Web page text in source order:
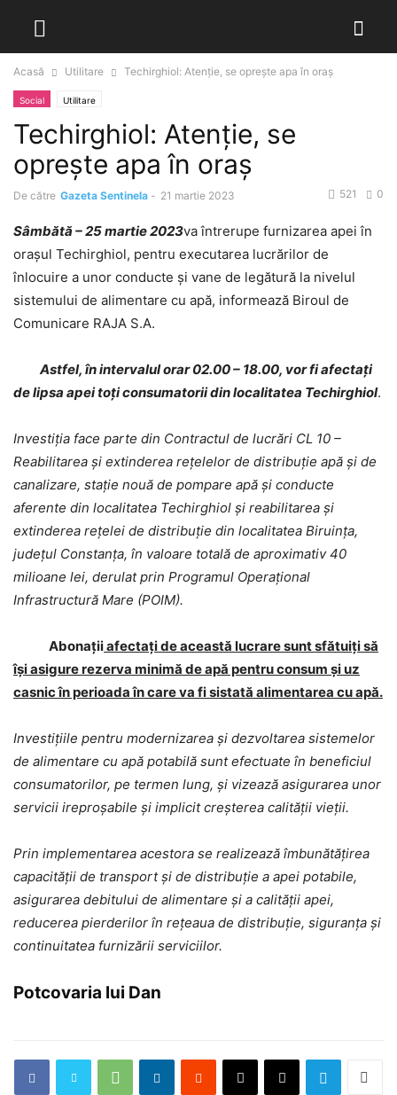
Acasă Utilitare Techirghiol: Atenție, se oprește apa în oraș
Social Utilitare
Techirghiol: Atenție, se
oprește apa în oraș
De către Gazeta Sentinela - 21 martie 2023 0
521
Sâmbătă – 25 martie 2023va întrerupe furnizarea apei în
orașul Techirghiol, pentru executarea lucrărilor de
înlocuire a unor conducte și vane de legătură la nivelul
sistemului de alimentare cu apă, informează Biroul de
Comunicare RAJA S.A.
Astfel, în intervalul orar 02.00 – 18.00, vor fi afectați
de lipsa apei toți consumatorii din localitatea Techirghiol.
Investiția face parte din Contractul de lucrări CL 10 –
Reabilitarea și extinderea rețelelor de distribuție apă și de
canalizare, stație nouă de pompare apă și conducte
aferente din localitatea Techirghiol și reabilitarea și
extinderea rețelei de distribuție din localitatea Biruința,
județul Constanța, în valoare totală de aproximativ 40
milioane lei, derulat prin Programul Operațional
Infrastructură Mare (POIM).
Abonaţiiafectați de această lucrare sunt sfătuiţi să
își asigure rezerva minimă de apă pentru consum și uz
casnic în perioada în care va fi sistată alimentarea cu apă.
Investițiile pentru modernizarea și dezvoltarea sistemelor
de alimentare cu apă potabilă sunt efectuate în beneficiul
consumatorilor, pe termen lung, și vizează asigurarea unor
servicii ireproșabile și implicit creșterea calității vieții.
Prin implementarea acestora se realizează îmbunătățirea
capacității de transport și de distribuție a apei potabile,
asigurarea debitului de alimentare și a calității apei,
reducerea pierderilor în rețeaua de distribuție, siguranța și
continuitatea furnizării serviciilor.
Potcovaria lui Dan